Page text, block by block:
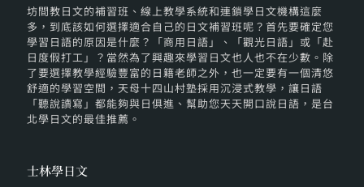
坊間教日文的補習班、線上教學系統和連鎖學日文機構這麼
多，到底該如何選擇適合自己的日文補習班呢？首先要確定您
學習日語的原因是什麼？「商用日語」、「觀光日語」或「赴
日度假打工」？當然為了興趣來學習日文也人也不在少數。除
了要選擇教學經驗豐富的日籍老師之外，也一定要有一個清悠
舒適的學習空間，天母十四山村塾採用沉浸式教學，讓日語
「聽說讀寫」都能夠與日俱進、幫助您天天開口說日語，是台
北學日文的最佳推薦。
士林學日文